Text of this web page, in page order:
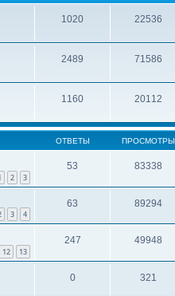
1020 22536
2489 71586
1160 20112
ОТВЕТЫ ПРОСМОТРЫ
2 3
53 83338
3 4
63 89294
12 13
247 49948
0 321